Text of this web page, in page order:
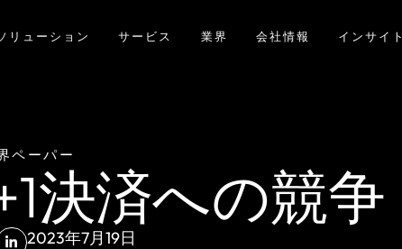
リューション サービス 業界 会社情報 インサイト
ペーパー
決済への競争
2023年7月19日